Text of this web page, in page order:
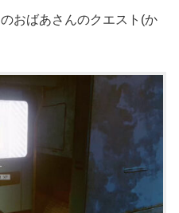
おばあさんのクエスト(か